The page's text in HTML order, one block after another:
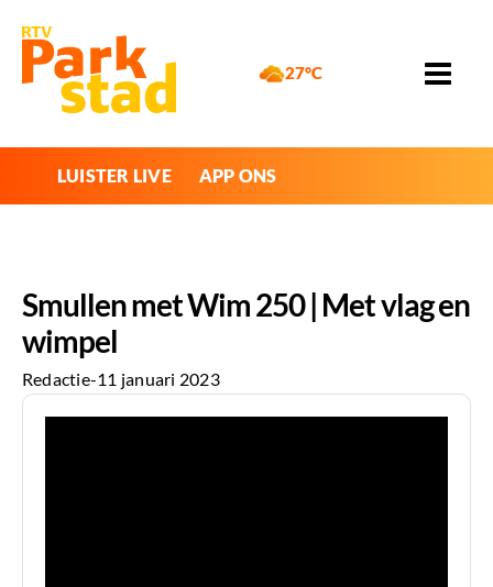
27°C
LUISTER LIVE APP ONS
Smullen met Wim 250 | Met vlag en
wimpel
Redactie-11 januari 2023